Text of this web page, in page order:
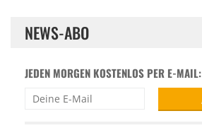
NEWS-ABO
JEDEN MORGEN KOSTENLOS PER E-MAIL: